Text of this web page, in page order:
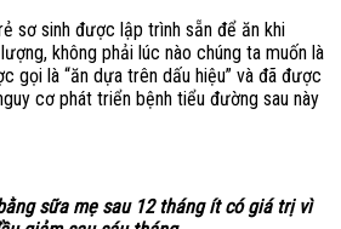
sơ sinh được lập trình sẵn để ăn khi
không phải lúc nào chúng ta muốn là
gọi là “ăn dựa trên dấu hiệu” và đã được
cơ phát triển bệnh tiểu đường sau này
sữa mẹ sau 12 tháng ít có giá trị vì